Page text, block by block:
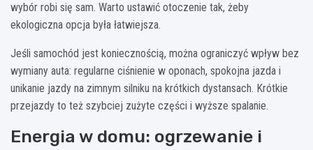
wybór robi się sam. Warto ustawić otoczenie tak, żeby
ekologiczna opcja była łatwiejsza.
Jeśli samochód jest koniecznością, można ograniczyć wpływ bez
wymiany auta: regularne ciśnienie w oponach, spokojna jazda i
unikanie jazdy na zimnym silniku na krótkich dystansach. Krótkie
przejazdy to też szybciej zużyte części i wyższe spalanie.
Energia w domu: ogrzewanie i